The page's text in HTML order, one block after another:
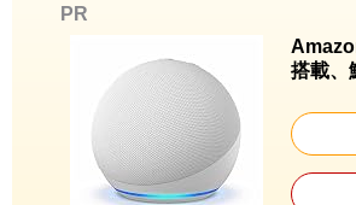
PR
搭載、